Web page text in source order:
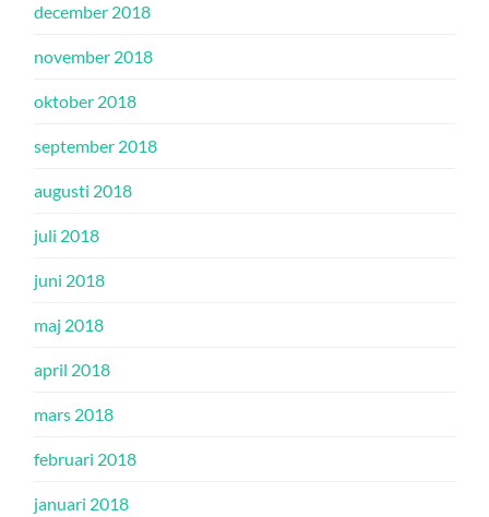
december 2018
november 2018
oktober 2018
september 2018
augusti 2018
juli 2018
juni 2018
maj 2018
april 2018
mars 2018
februari 2018
januari 2018